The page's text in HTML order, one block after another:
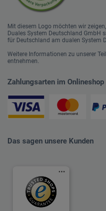
Mit diesem Logo möchten wir
Duales System Deutschland GmbH
für Deutschland am dualen System
Weitere Informationen zu unserer
entnehmen.
Zahlungsarten im Onlineshop
Das sagen unsere Kunden